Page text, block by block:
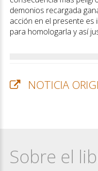
demonios recargada
acción en el presente
para homologarla y así
NOTICIA
Sobre el